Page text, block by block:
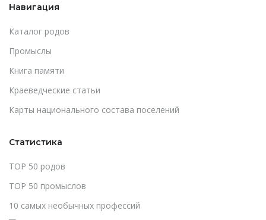
Навигация
Каталог родов
Промыслы
Книга памяти
Краеведческие статьи
Карты национального состава поселений
Статистика
TOP 50 родов
TOP 50 промыслов
10 самых необычных профессий